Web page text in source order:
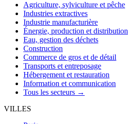
Agriculture, sylviculture et pêche
Industries extractives
Industrie manufacturière
Énergie, production et distribution
Eau, gestion des déchets
Construction
Commerce de gros et de détail
Transports et entreposage
Hébergement et restauration
Information et communication
Tous les secteurs →
VILLES